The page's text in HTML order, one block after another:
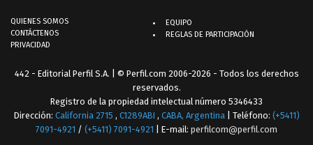
QUIENES SOMOS
CONTÁCTENOS
PRIVACIDAD
EQUIPO
REGLAS DE PARTICIPACIÓN
442 - Editorial Perfil S.A. | © Perfil.com 2006-2026 - Todos los derechos
reservados.
Registro de la propiedad intelectual número 5346433
Dirección: California 2715 , C1289ABI , CABA, Argentina | Teléfono: (+5411)
7091-4921 / (+5411) 7091-4921 | E-mail: perfilcom@perfil.com